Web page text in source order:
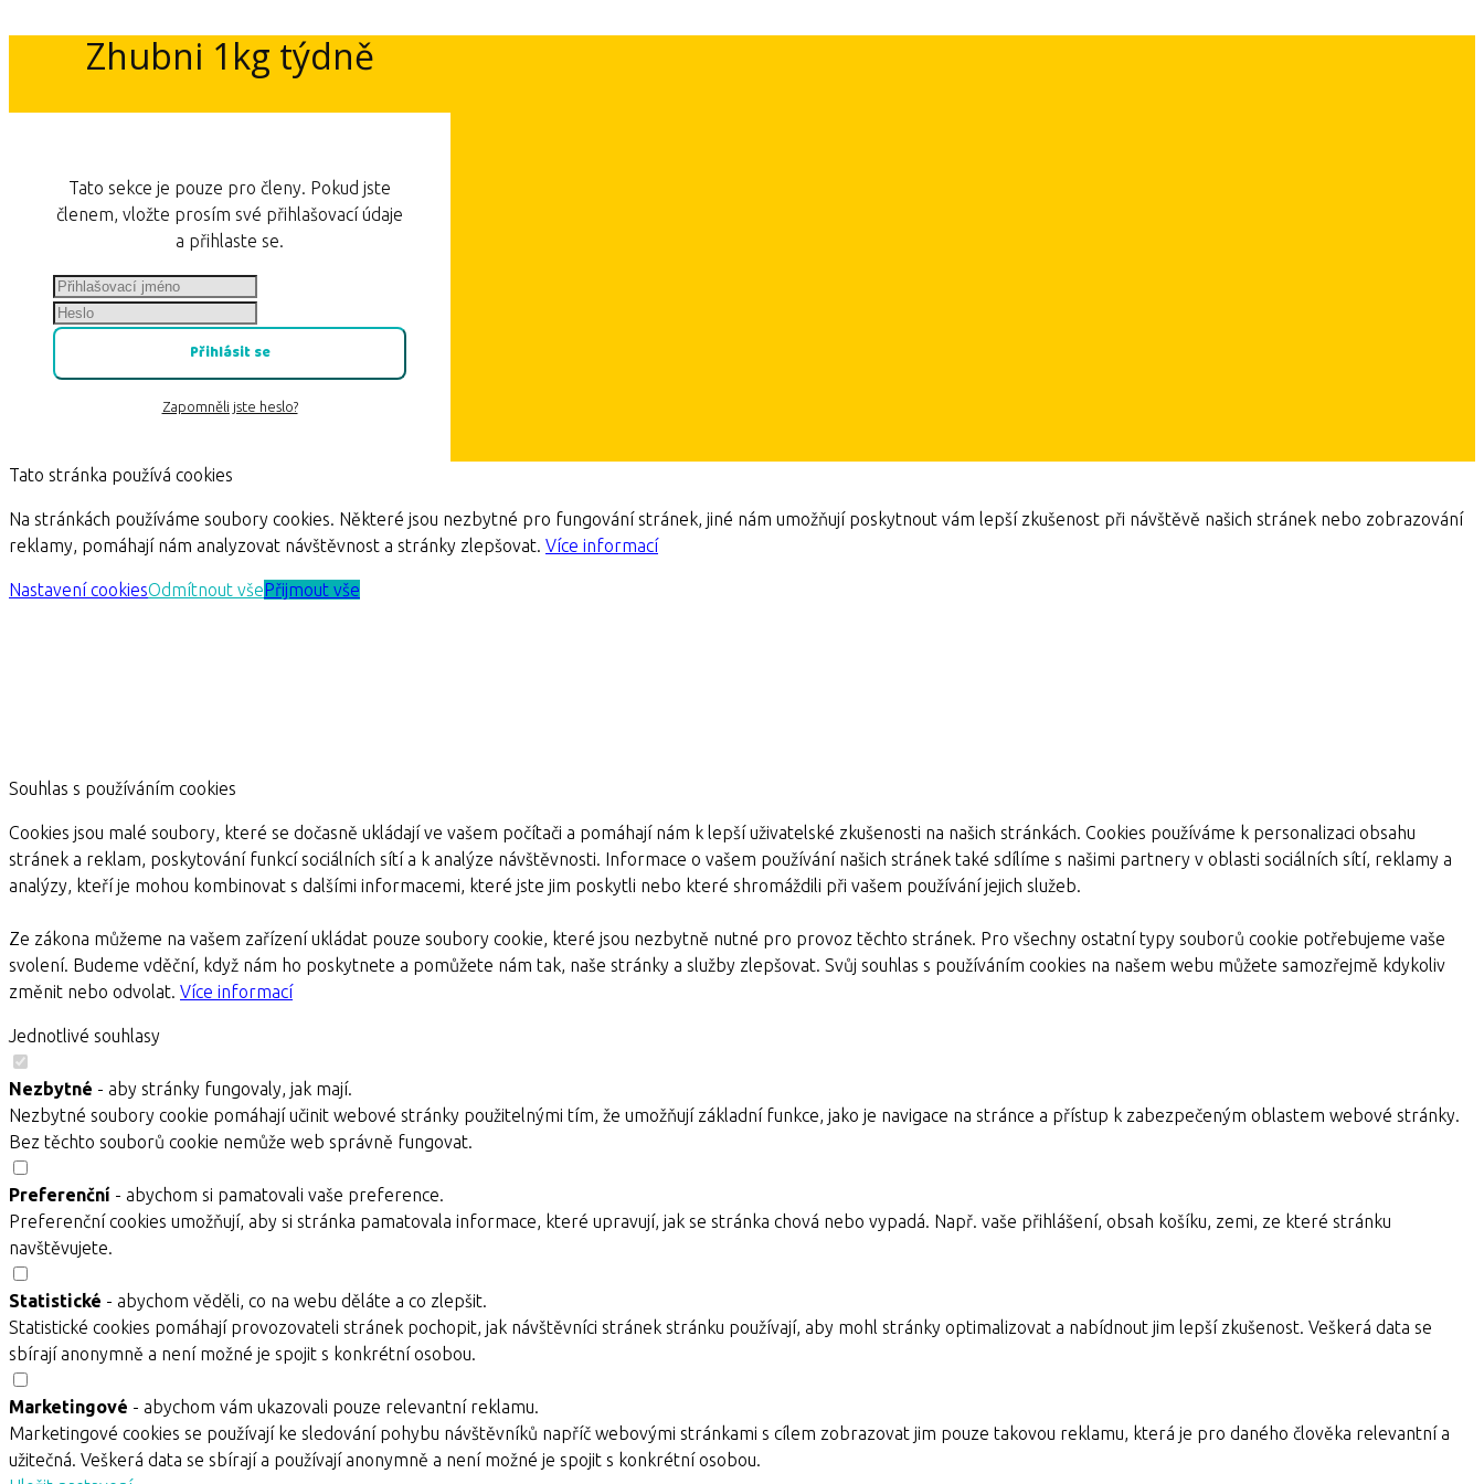
Zhubni 1kg týdně
Tato sekce je pouze pro členy. Pokud jste
členem, vložte prosím své přihlašovací údaje
a přihlaste se.
Přihlásit se
Zapomněli jste heslo?
Tato stránka používá cookies
Na stránkách používáme soubory cookies. Některé jsou nezbytné pro fungování stránek, jiné nám umožňují poskytnout vám lepší zkušenost při návštěvě našich stránek nebo zobrazování
reklamy, pomáhají nám analyzovat návštěvnost a stránky zlepšovat. Více informací
Nastavení cookiesOdmítnout všePřijmout vše
Souhlas s používáním cookies
Cookies jsou malé soubory, které se dočasně ukládají ve vašem počítači a pomáhají nám k lepší uživatelské zkušenosti na našich stránkách. Cookies používáme k personalizaci obsahu
stránek a reklam, poskytování funkcí sociálních sítí a k analýze návštěvnosti. Informace o vašem používání našich stránek také sdílíme s našimi partnery v oblasti sociálních sítí, reklamy a
analýzy, kteří je mohou kombinovat s dalšími informacemi, které jste jim poskytli nebo které shromáždili při vašem používání jejich služeb.
Ze zákona můžeme na vašem zařízení ukládat pouze soubory cookie, které jsou nezbytně nutné pro provoz těchto stránek. Pro všechny ostatní typy souborů cookie potřebujeme vaše
svolení. Budeme vděční, když nám ho poskytnete a pomůžete nám tak, naše stránky a služby zlepšovat. Svůj souhlas s používáním cookies na našem webu můžete samozřejmě kdykoliv
změnit nebo odvolat. Více informací
Jednotlivé souhlasy
Nezbytné - aby stránky fungovaly, jak mají.
Nezbytné soubory cookie pomáhají učinit webové stránky použitelnými tím, že umožňují základní funkce, jako je navigace na stránce a přístup k zabezpečeným oblastem webové stránky.
Bez těchto souborů cookie nemůže web správně fungovat.
Preferenční - abychom si pamatovali vaše preference.
Preferenční cookies umožňují, aby si stránka pamatovala informace, které upravují, jak se stránka chová nebo vypadá. Např. vaše přihlášení, obsah košíku, zemi, ze které stránku
navštěvujete.
Statistické - abychom věděli, co na webu děláte a co zlepšit.
Statistické cookies pomáhají provozovateli stránek pochopit, jak návštěvníci stránek stránku používají, aby mohl stránky optimalizovat a nabídnout jim lepší zkušenost. Veškerá data se
sbírají anonymně a není možné je spojit s konkrétní osobou.
Marketingové - abychom vám ukazovali pouze relevantní reklamu.
Marketingové cookies se používají ke sledování pohybu návštěvníků napříč webovými stránkami s cílem zobrazovat jim pouze takovou reklamu, která je pro daného člověka relevantní a
užitečná. Veškerá data se sbírají a používají anonymně a není možné je spojit s konkrétní osobou.